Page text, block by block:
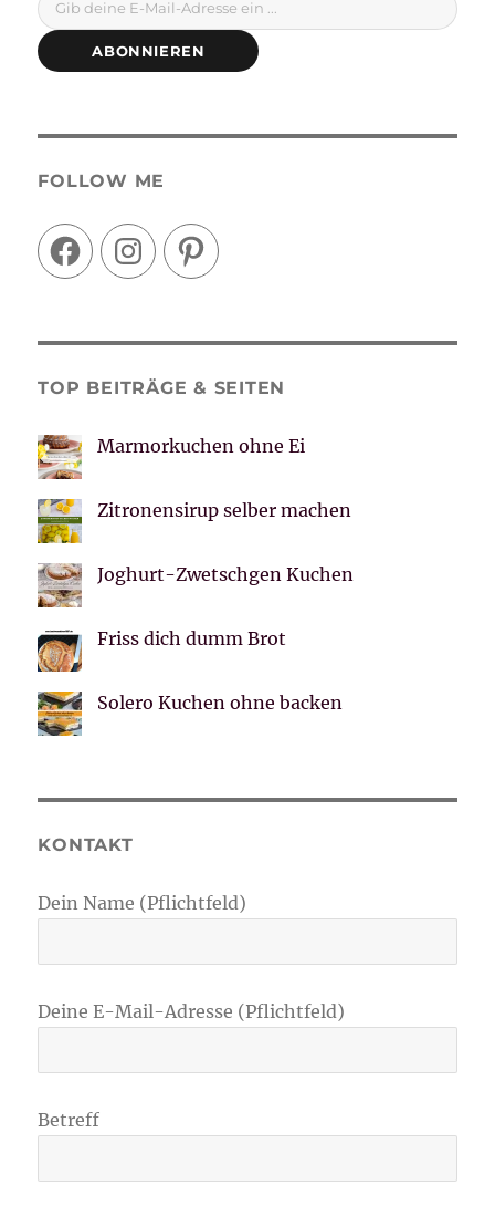
ABONNIEREN
FOLLOW ME
FacebookInstagramPinterest
TOP BEITRÄGE & SEITEN
Marmorkuchen ohne Ei
Zitronensirup selber machen
Joghurt-Zwetschgen Kuchen
Friss dich dumm Brot
Solero Kuchen ohne backen
KONTAKT
Dein Name (Pflichtfeld)
Deine E-Mail-Adresse (Pflichtfeld)
Betreff